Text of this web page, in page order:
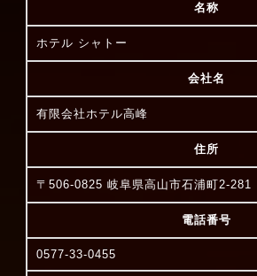
名称
ホテル シャトー
会社名
有限会社ホテル高峰
住所
〒506-0825 岐阜県高山市石浦町2-281
電話番号
0577-33-0455